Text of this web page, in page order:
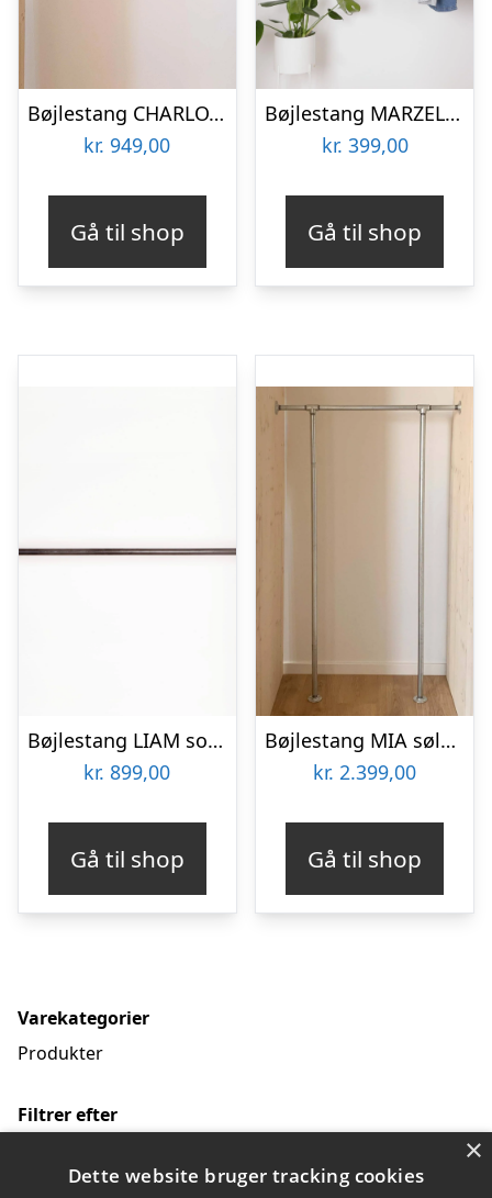
Bøjlestang CHARLOTTE sort – bestil på specialmål
kr. 949,00
Gå til shop
Bøjlestang MARZELLO sølv med hylde – Bestil på specialmål (hylden er ikke vist på billedet)
kr. 399,00
Gå til shop
Bøjlestang LIAM sort | Bestil på specialmål
kr. 899,00
Gå til shop
Bøjlestang MIA sølv | Bestil på specialmål
kr. 2.399,00
Gå til shop
Varekategorier
Produkter
Filtrer efter
RAW58 - bestil på specialmål(16)
×
Dette website bruger tracking cookies